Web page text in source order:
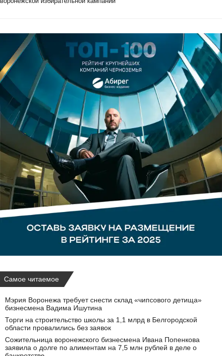
Самое читаемое
Мэрия Воронежа требует снести склад «чипсового детища»
бизнесмена Вадима Ишутина
Торги на строительство школы за 1,1 млрд в Белгородской
области провалились без заявок
Сожительница воронежского бизнесмена Ивана Попенкова
заявила о долге по алиментам на 7,5 млн рублей в деле о